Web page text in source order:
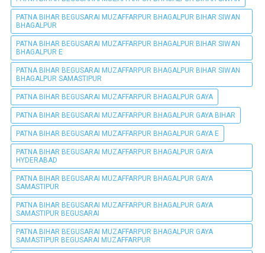
PATNA BIHAR BEGUSARAI MUZAFFARPUR BHAGALPUR BIHAR SIWAN
BHAGALPUR
PATNA BIHAR BEGUSARAI MUZAFFARPUR BHAGALPUR BIHAR SIWAN
BHAGALPUR E
PATNA BIHAR BEGUSARAI MUZAFFARPUR BHAGALPUR BIHAR SIWAN
BHAGALPUR SAMASTIPUR
PATNA BIHAR BEGUSARAI MUZAFFARPUR BHAGALPUR GAYA
PATNA BIHAR BEGUSARAI MUZAFFARPUR BHAGALPUR GAYA BIHAR
PATNA BIHAR BEGUSARAI MUZAFFARPUR BHAGALPUR GAYA E
PATNA BIHAR BEGUSARAI MUZAFFARPUR BHAGALPUR GAYA
HYDERABAD
PATNA BIHAR BEGUSARAI MUZAFFARPUR BHAGALPUR GAYA
SAMASTIPUR
PATNA BIHAR BEGUSARAI MUZAFFARPUR BHAGALPUR GAYA
SAMASTIPUR BEGUSARAI
PATNA BIHAR BEGUSARAI MUZAFFARPUR BHAGALPUR GAYA
SAMASTIPUR BEGUSARAI MUZAFFARPUR